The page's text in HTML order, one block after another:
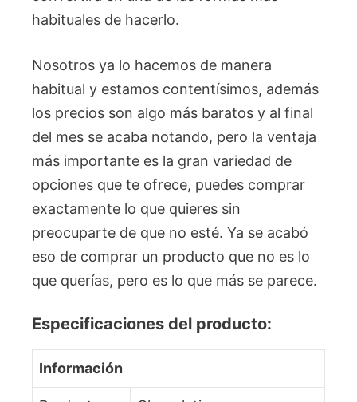
habituales de hacerlo.
Nosotros ya lo hacemos de manera
habitual y estamos contentísimos, además
los precios son algo más baratos y al final
del mes se acaba notando, pero la ventaja
más importante es la gran variedad de
opciones que te ofrece, puedes comprar
exactamente lo que quieres sin
preocuparte de que no esté. Ya se acabó
eso de comprar un producto que no es lo
que querías, pero es lo que más se parece.
Especificaciones del producto:
Información